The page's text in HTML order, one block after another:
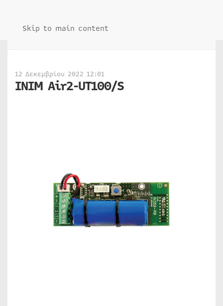
Skip to main content
12 Δεκεμβρίου 2022 12:01
INIM Air2-UT100/S